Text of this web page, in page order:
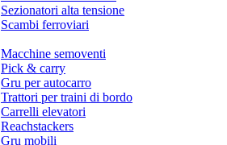
Sezionatori alta tensione
Scambi ferroviari
Macchine semoventi
Pick & carry
Gru per autocarro
Trattori per traini di bordo
Carrelli elevatori
Reachstackers
Gru mobili